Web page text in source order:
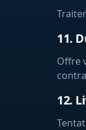
11.
Offre
12.